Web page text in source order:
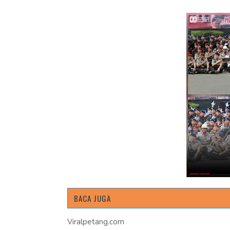
BACA JUGA
Viralpetang.com